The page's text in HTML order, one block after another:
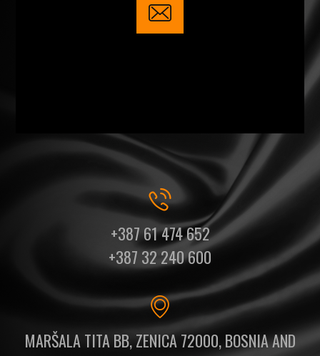
+387 61 474 652
+387 32 240 600
MARŠALA TITA BB, ZENICA 72000, BOSNIA AND